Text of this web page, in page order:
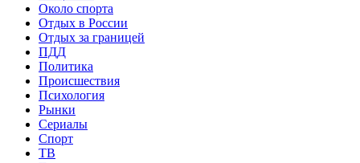
Около спорта
Отдых в России
Отдых за границей
ПДД
Политика
Происшествия
Психология
Рынки
Сериалы
Спорт
ТВ